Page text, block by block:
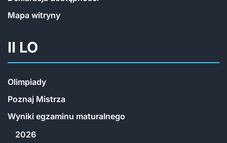
Mapa witryny
II LO
Olimpiady
Poznaj Mistrza
Wyniki egzaminu maturalnego
2026